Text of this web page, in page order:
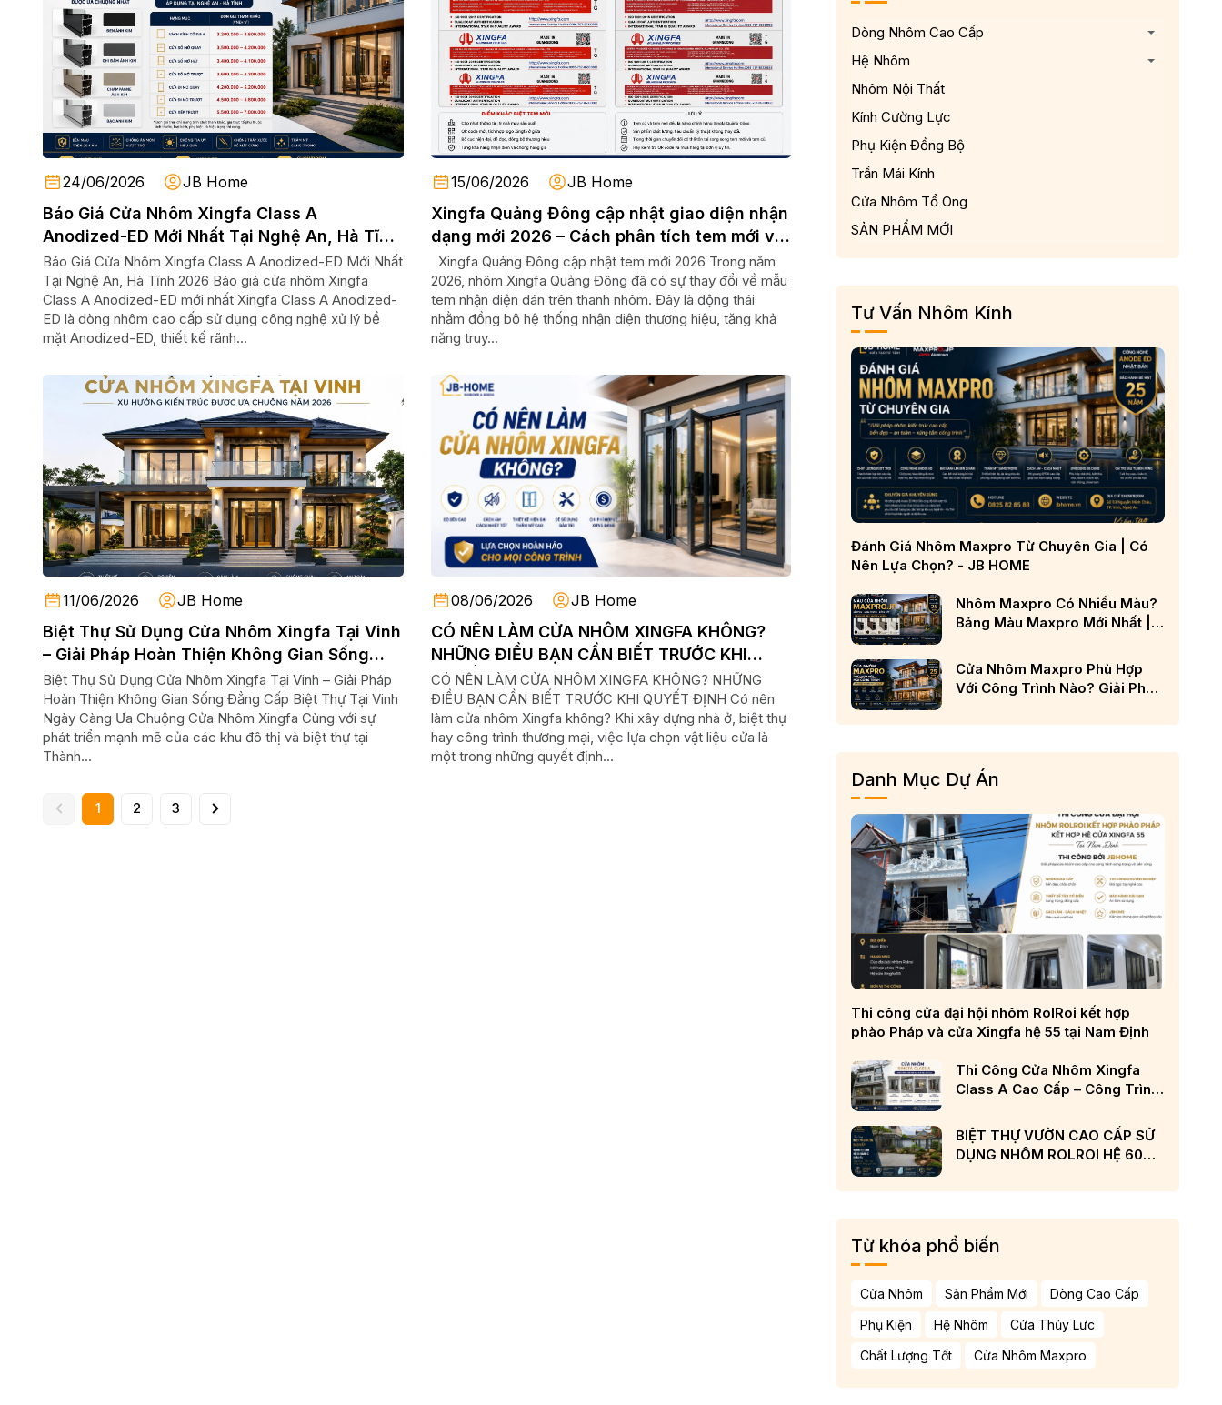
24/06/2026 JB Home
Báo Giá Cửa Nhôm Xingfa Class A
Anodized-ED Mới Nhất Tại Nghệ An, Hà Tĩnh
2026
Báo Giá Cửa Nhôm Xingfa Class A Anodized-ED Mới Nhất
Tại Nghệ An, Hà Tĩnh 2026 Báo giá cửa nhôm Xingfa
Class A Anodized-ED mới nhất Xingfa Class A Anodized-
ED là dòng nhôm cao cấp sử dụng công nghệ xử lý bề
mặt Anodized-ED, thiết kế rãnh...
15/06/2026 JB Home
Xingfa Quảng Đông cập nhật giao diện nhận
dạng mới 2026 – Cách phân tích tem mới và
tem cũ
Xingfa Quảng Đông cập nhật tem mới 2026 Trong năm
2026, nhôm Xingfa Quảng Đông đã có sự thay đổi về mẫu
tem nhận diện dán trên thanh nhôm. Đây là động thái
nhằm đồng bộ hệ thống nhận diện thương hiệu, tăng khả
năng truy...
11/06/2026 JB Home
Biệt Thự Sử Dụng Cửa Nhôm Xingfa Tại Vinh
– Giải Pháp Hoàn Thiện Không Gian Sống
Đẳng Cấp
Biệt Thự Sử Dụng Cửa Nhôm Xingfa Tại Vinh – Giải Pháp
Hoàn Thiện Không Gian Sống Đẳng Cấp Biệt Thự Tại Vinh
Ngày Càng Ưa Chuộng Cửa Nhôm Xingfa Cùng với sự
phát triển mạnh mẽ của các khu đô thị và biệt thự tại
Thành...
08/06/2026 JB Home
CÓ NÊN LÀM CỬA NHÔM XINGFA KHÔNG?
NHỮNG ĐIỀU BẠN CẦN BIẾT TRƯỚC KHI
QUYẾT ĐỊNH
CÓ NÊN LÀM CỬA NHÔM XINGFA KHÔNG? NHỮNG
ĐIỀU BẠN CẦN BIẾT TRƯỚC KHI QUYẾT ĐỊNH Có nên
làm cửa nhôm Xingfa không? Khi xây dựng nhà ở, biệt thự
hay công trình thương mại, việc lựa chọn vật liệu cửa là
một trong những quyết định...
1 2 3
Dòng Nhôm Cao Cấp
Hệ Nhôm
Nhôm Nội Thất
Kính Cường Lực
Phụ Kiện Đồng Bộ
Trần Mái Kính
Cửa Nhôm Tổ Ong
SẢN PHẨM MỚI
Tư Vấn Nhôm Kính
Đánh Giá Nhôm Maxpro Từ Chuyên Gia | Có
Nên Lựa Chọn? - JB HOME
Nhôm Maxpro Có Nhiều Màu?
Bảng Màu Maxpro Mới Nhất |
Cửa Nhôm Maxpro Phù Hợp
Với Công Trình Nào? Giải Pháp
Công Trình Cao Cấp
Danh Mục Dự Án
Thi công cửa đại hội nhôm RolRoi kết hợp
phào Pháp và cửa Xingfa hệ 55 tại Nam Định
Thi Công Cửa Nhôm Xingfa
Class A Cao Cấp – Công Trình
An
BIỆT THỰ VƯỜN CAO CẤP SỬ
DỤNG NHÔM ROLROI HỆ 60
LOW-E CẢN NHIỆT
Từ khóa phổ biến
Cửa Nhôm Sản Phẩm Mới
Dòng Cao Cấp
Phụ Kiện
Hệ Nhôm
Cửa Thủy Lưc
Chất Lượng Tốt
Cửa Nhôm Maxpro